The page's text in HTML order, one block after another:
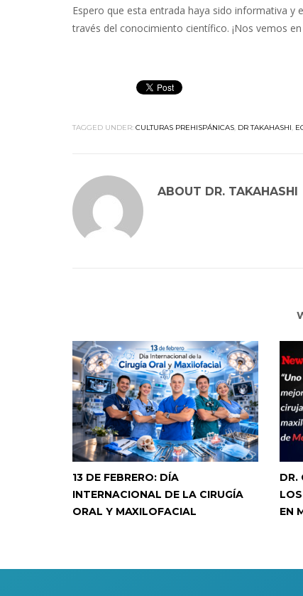
Espero que esta entrada haya sido informativa y
través del conocimiento científico. ¡Nos vemos
TAGGED UNDER: CULTURAS PREHISPÁNICAS, DR TAKAHASHI,
ABOUT DR. TAKAHASHI
13 DE FEBRERO: DÍA
INTERNACIONAL DE LA CIRUGÍA
ORAL Y MAXILOFACIAL
DR.
EN